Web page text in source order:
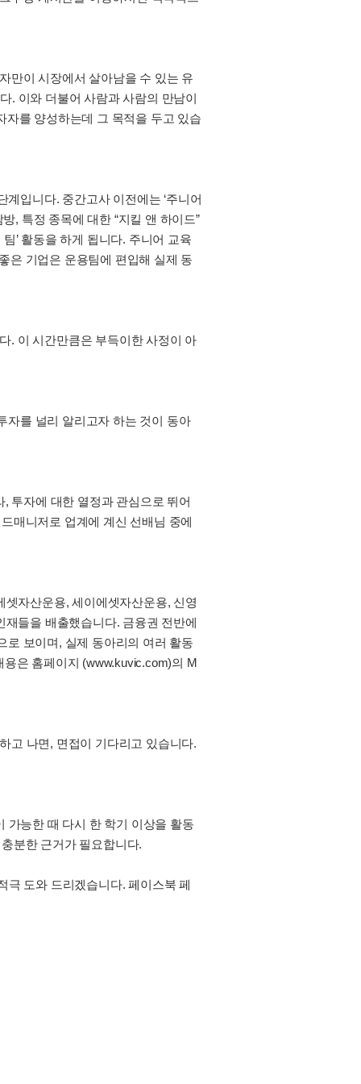
만이 시장에서 살아남을 수 있는 유
. 이와 더불어 사람과 사람의 만남이
를 양성하는데 그 목적을 두고 있습
계입니다. 중간고사 이전에는 ‘주니어
, 특정 종목에 대한 “지킬 앤 하이드”
’ 활동을 하게 됩니다. 주니어 교육
은 기업은 운용팀에 편입해 실제 동
. 이 시간만큼은 부득이한 사정이 아
자를 널리 알리고자 하는 것이 동아
투자에 대한 열정과 관심으로 뛰어
매니저로 업계에 계신 선배님 중에
자산운용, 세이에셋자산운용, 신영
들을 배출했습니다. 금융권 전반에
로 보이며, 실제 동아리의 여러 활동
은 홈페이지 (www.kuvic.com)의 M
고 나면, 면접이 기다리고 있습니다.
가능한 때 다시 한 학기 이상을 활동
분한 근거가 필요합니다.
극 도와 드리겠습니다. 페이스북 페